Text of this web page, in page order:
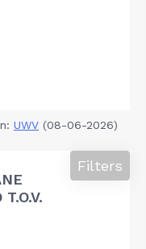
UWV (08-06-2026)
Filters